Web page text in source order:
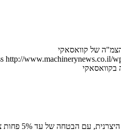
http://www.machinerynews.co.il/